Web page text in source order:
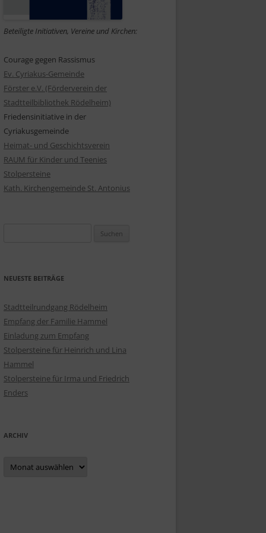
GRÜN
Beteiligte Initiativen, Vereine und Kirchen:
Courage gegen Rassismus
Ev. Cyriakus-Gemeinde
Förster e.V. (Förderverein der
Stadtteilbibliothek Rödelheim)
Friedensinitiative in der
Cyriakusgemeinde
Heimat- und Geschichtsverein
RAUM für Kinder und Teenies
Stolpersteine
Kath. Kirchengemeinde St. Antonius
NEUESTE BEITRÄGE
Stadtteilrundgang Rödelheim
Empfang der Familie Hammel
Einladung zum Empfang
Stolpersteine für Heinrich und Lina
Hammel
Stolpersteine für Irma und Friedrich
Enders
ARCHIV